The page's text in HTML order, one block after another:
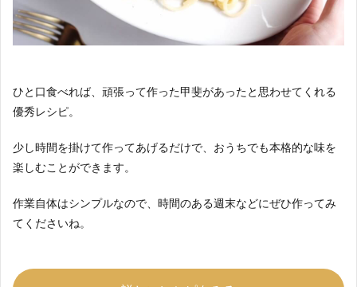
ひと口食べれば、頑張って作った甲斐があったと思わせてくれる
優秀レシピ。
少し時間を掛けて作ってあげるだけで、おうちでも本格的な味を
楽しむことができます。
作業自体はシンプルなので、時間のある週末などにぜひ作ってみ
てくださいね。